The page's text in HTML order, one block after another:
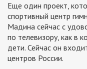
Еще один проект,
спортивный центр
Мадина сейчас с
по телевизору, как в
дети. Сейчас он
центров России.